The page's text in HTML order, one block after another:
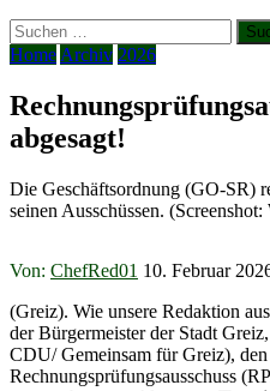
Suchen
nach:
Home Archiv 2026
abgesagt!
Die Geschäftsordnung (GO-SR)
seinen Ausschüssen.
Von: ChefRed01 10. Februar
(Greiz). Wie unsere Redaktion
der Bürgermeister der Stadt
CDU/ Gemeinsam für Greiz), den
Rechnungsprüfungsausschuss